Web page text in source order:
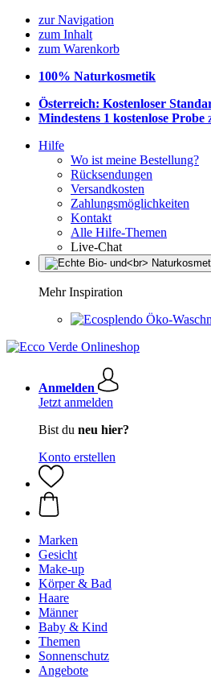
zur Navigation
zum Inhalt
zum Warenkorb
100% Naturkosmetik
Österreich: Kostenloser
Mindestens 1 kostenlose Probe
Hilfe
Wo ist meine Bestellung?
Rücksendungen
Versandkosten
Zahlungsmöglichkeiten
Kontakt
Alle Hilfe-Themen
Live-Chat
Mehr Inspiration
Öko-
Anmelden
Jetzt anmelden
Bist du neu hier?
Konto erstellen
Marken
Gesicht
Make-up
Körper & Bad
Haare
Männer
Baby & Kind
Themen
Sonnenschutz
Angebote